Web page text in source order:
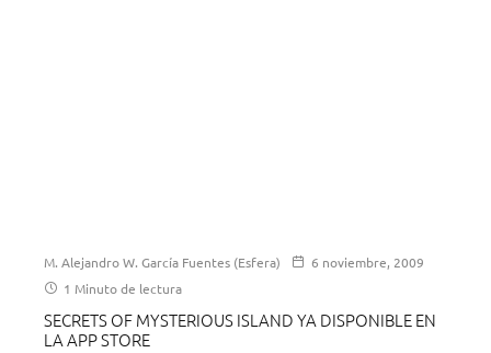
M. Alejandro W. García Fuentes (Esfera)
6 noviembre, 2009
1 Minuto de lectura
SECRETS OF MYSTERIOUS ISLAND YA DISPONIBLE EN
LA APP STORE